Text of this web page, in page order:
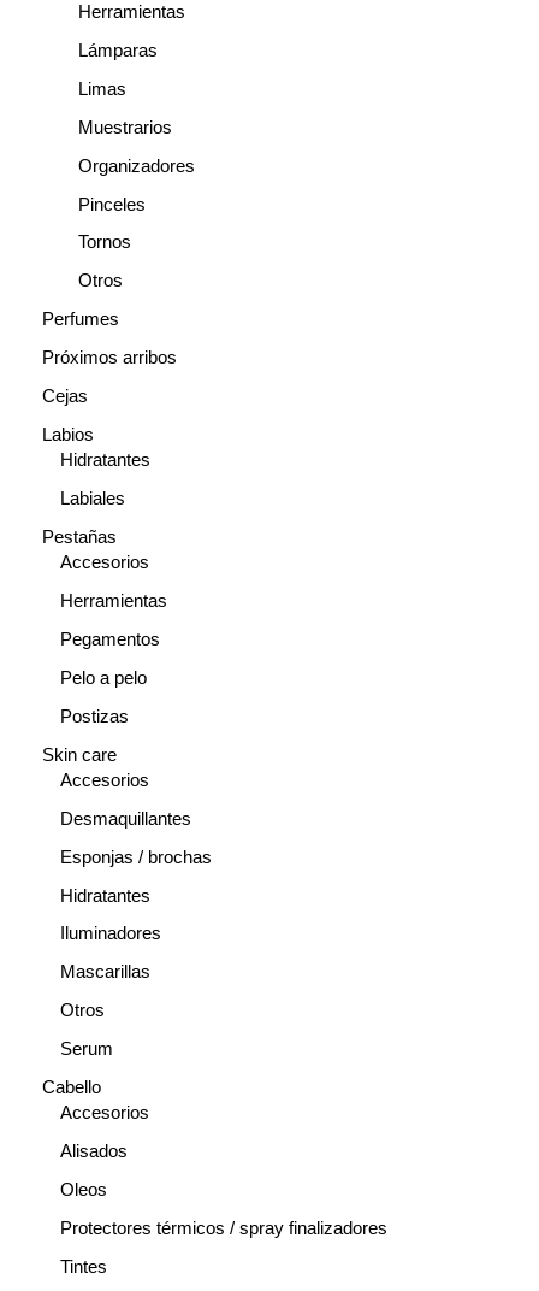
Herramientas
Lámparas
Limas
Muestrarios
Organizadores
Pinceles
Tornos
Otros
Perfumes
Próximos arribos
Cejas
Labios
Hidratantes
Labiales
Pestañas
Accesorios
Herramientas
Pegamentos
Pelo a pelo
Postizas
Skin care
Accesorios
Desmaquillantes
Esponjas / brochas
Hidratantes
Iluminadores
Mascarillas
Otros
Serum
Cabello
Accesorios
Alisados
Oleos
Protectores térmicos / spray finalizadores
Tintes